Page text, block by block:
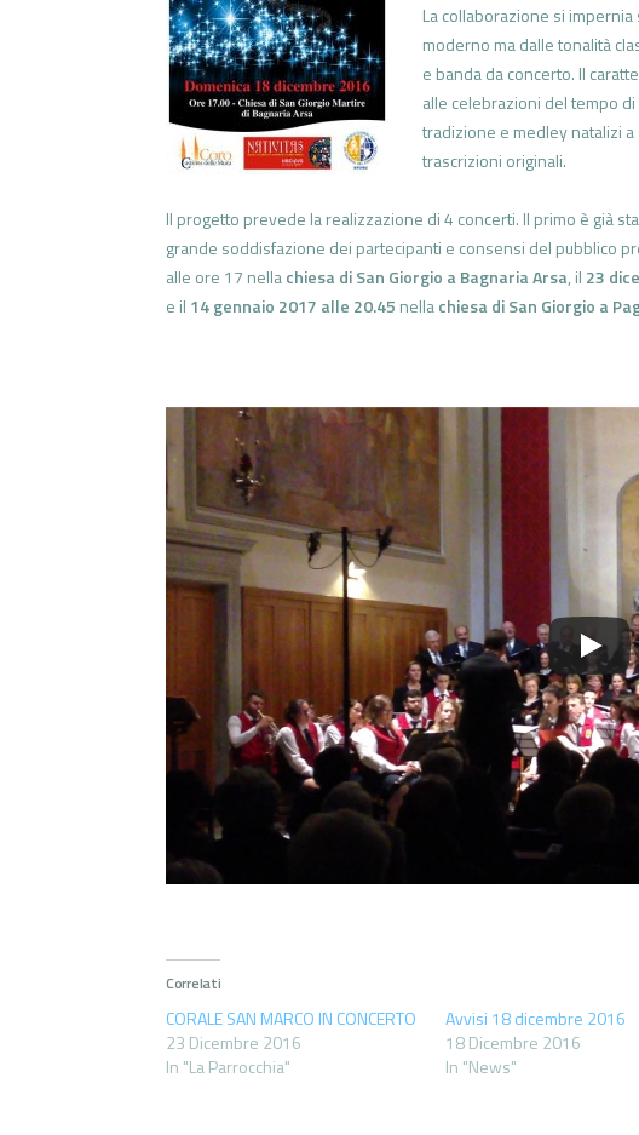
La collaborazione si impernia
moderno ma dalle tonalità
e banda da concerto. Il
alle celebrazioni del tempo
tradizione e medley natalizi
trascrizioni originali.
Il progetto prevede la realizzazione di 4 concerti. Il primo è già
grande soddisfazione dei partecipanti e consensi del pubblico
alle ore 17 nellachiesa di San Giorgio a Bagnaria Arsa, il 23
e il 14 gennaio 2017 alle 20.45 nellachiesa di San Giorgio a
Correlati
CORALE SAN MARCO IN CONCERTO
23 Dicembre 2016
In "La Parrocchia"
Avvisi 18 dicembre 2016
18 Dicembre 2016
In "News"